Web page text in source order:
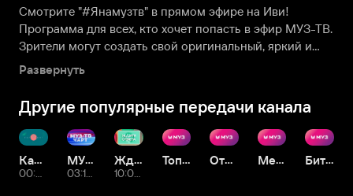
Смотрите "#Янамузтв" в прямом эфире на Иви!
Программа для всех, кто хочет попасть в эфир МУЗ-ТВ.
Зрители могут создать свой оригинальный, яркий и
интересный контент и запостить его в соцсетях с
хэштегом #янамузтв. Авторы самых увлекательных
историй получат шанс прославиться перед огромной
аудиторией, ведь их видео также попадёт на
телевидение. Приглашаем вас посмотреть онлайн
вдохновляющую программу #ЯНАМУЗТВ.
Развернуть
Другие популярные передачи канала
Караокинг МУЗ-ТВ Чарт
03:10 Послезавтра
Ждите ответа Топ 30. Крутяк недели Отпуск без путёвки Место под солнцем Битва фанклубов